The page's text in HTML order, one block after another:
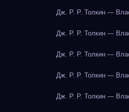
Дж. Р. Р. Толкин —
Дж. Р. Р. Толкин —
Дж. Р. Р. Толкин —
Дж. Р. Р. Толкин —
Дж. Р. Р. Толкин —